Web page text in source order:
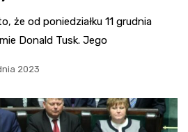
że od poniedziałku 11 grudnia
Donald Tusk. Jego
2023